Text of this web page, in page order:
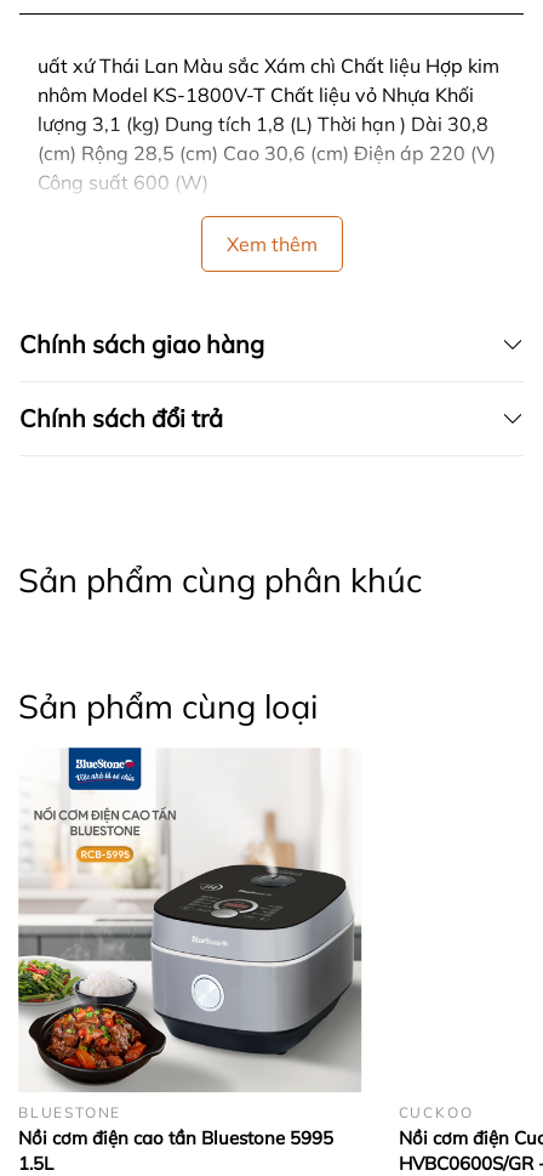
uất xứ Thái Lan Màu sắc Xám chì Chất liệu Hợp kim
nhôm Model KS-1800V-T Chất liệu vỏ Nhựa Khối
lượng 3,1 (kg) Dung tích 1,8 (L) Thời hạn ) Dài 30,8
(cm) Rộng 28,5 (cm) Cao 30,6 (cm) Điện áp 220 (V)
Công suất 600 (W)
Xem thêm
Chính sách giao hàng
Chính sách đổi trả
Sản phẩm cùng phân khúc
Sản phẩm cùng loại
BLUESTONE
Nồi cơm điện cao tần Bluestone 5995
1.5L
CUCKOO
Nồi cơm điện
HVBC0600S/GR